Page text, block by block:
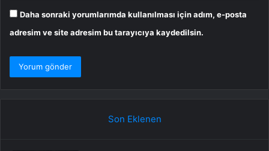
Daha sonraki yorumlarımda kullanılması için adım, e-posta
adresim ve site adresim bu tarayıcıya kaydedilsin.
Son Eklenen